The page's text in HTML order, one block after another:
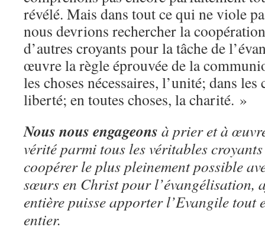
révélé. Mais dans tout ce qui ne viole
nous devrions rechercher la
d’autres croyants pour la tâche de
œuvre la règle éprouvée de la
les choses nécessaires, l’unité; dans les
liberté; en toutes choses, la charité. »
Nous nous engageons à prier et à
vérité parmi tous les véritables croyants
coopérer le plus pleinement possible
sœurs en Christ pour l’évangélisation,
entière puisse apporter l’Evangile tout
entier.